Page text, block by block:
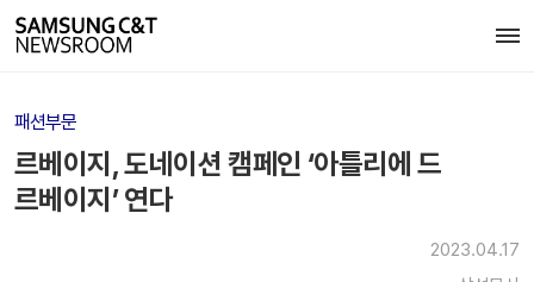
패션부문
르베이지, 도네이션 캠페인 ‘아틀리에 드
르베이지’ 연다
2023.04.17